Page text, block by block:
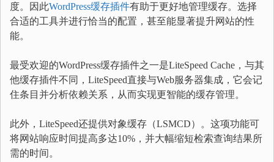
度。因此WordPress缓存插件有助于更好地管理缓存。选择
合适的工具并进行恰当的配置，甚至能显著提升网站的性
能。
最受欢迎的WordPress缓存插件之一是LiteSpeed Cache，与其
他缓存插件不同，LiteSpeed直接与Web服务器集成，它会记
住条目并分析依赖关系，从而实现更智能的缓存管理。
此外，LiteSpeed还提供对象缓存（LSMCD）。这项功能可
将网站响应时间提高多达10%，并大幅缩短检索查询结果所
需的时间。